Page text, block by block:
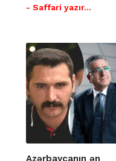
- Saffari yazır…
Azərbaycanın ən